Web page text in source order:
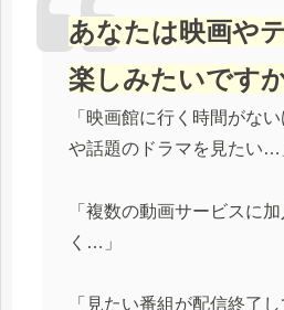
あなたは映画や
楽しみたいです
「映画館に行く時間がな
や話題のドラマを見たい…
「複数の動画サービスに
く…」
「見たい番組が配信終了